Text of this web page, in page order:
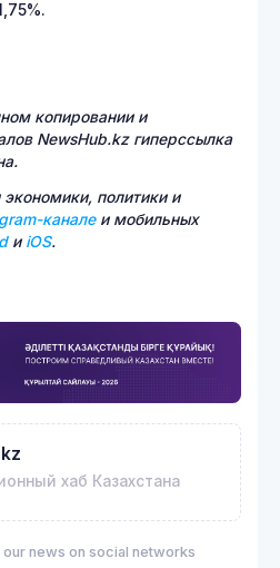
копировании и
NewsHub.kz гиперссылка
политики и
каналеи мобильных
и iOS.
хаб Казахстана
news on social networks